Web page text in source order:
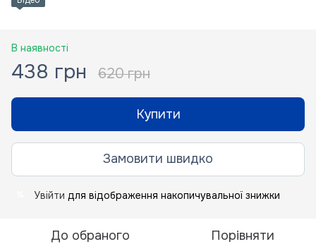
В наявності
438 грн 620 грн
Купити
Замовити швидко
Увійти для відображення накопичувальної знижки
До обраного Порівняти